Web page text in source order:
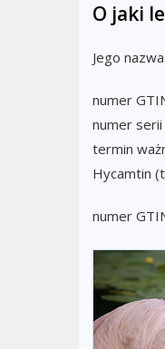
O jaki
Jego
numer
numer serii
termin
Hycamtin
numer